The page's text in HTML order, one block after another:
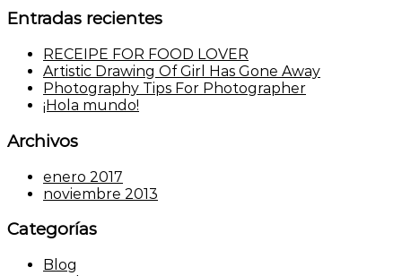
Entradas recientes
RECEIPE FOR FOOD LOVER
Artistic Drawing Of Girl Has Gone Away
Photography Tips For Photographer
¡Hola mundo!
Archivos
enero 2017
noviembre 2013
Categorías
Blog